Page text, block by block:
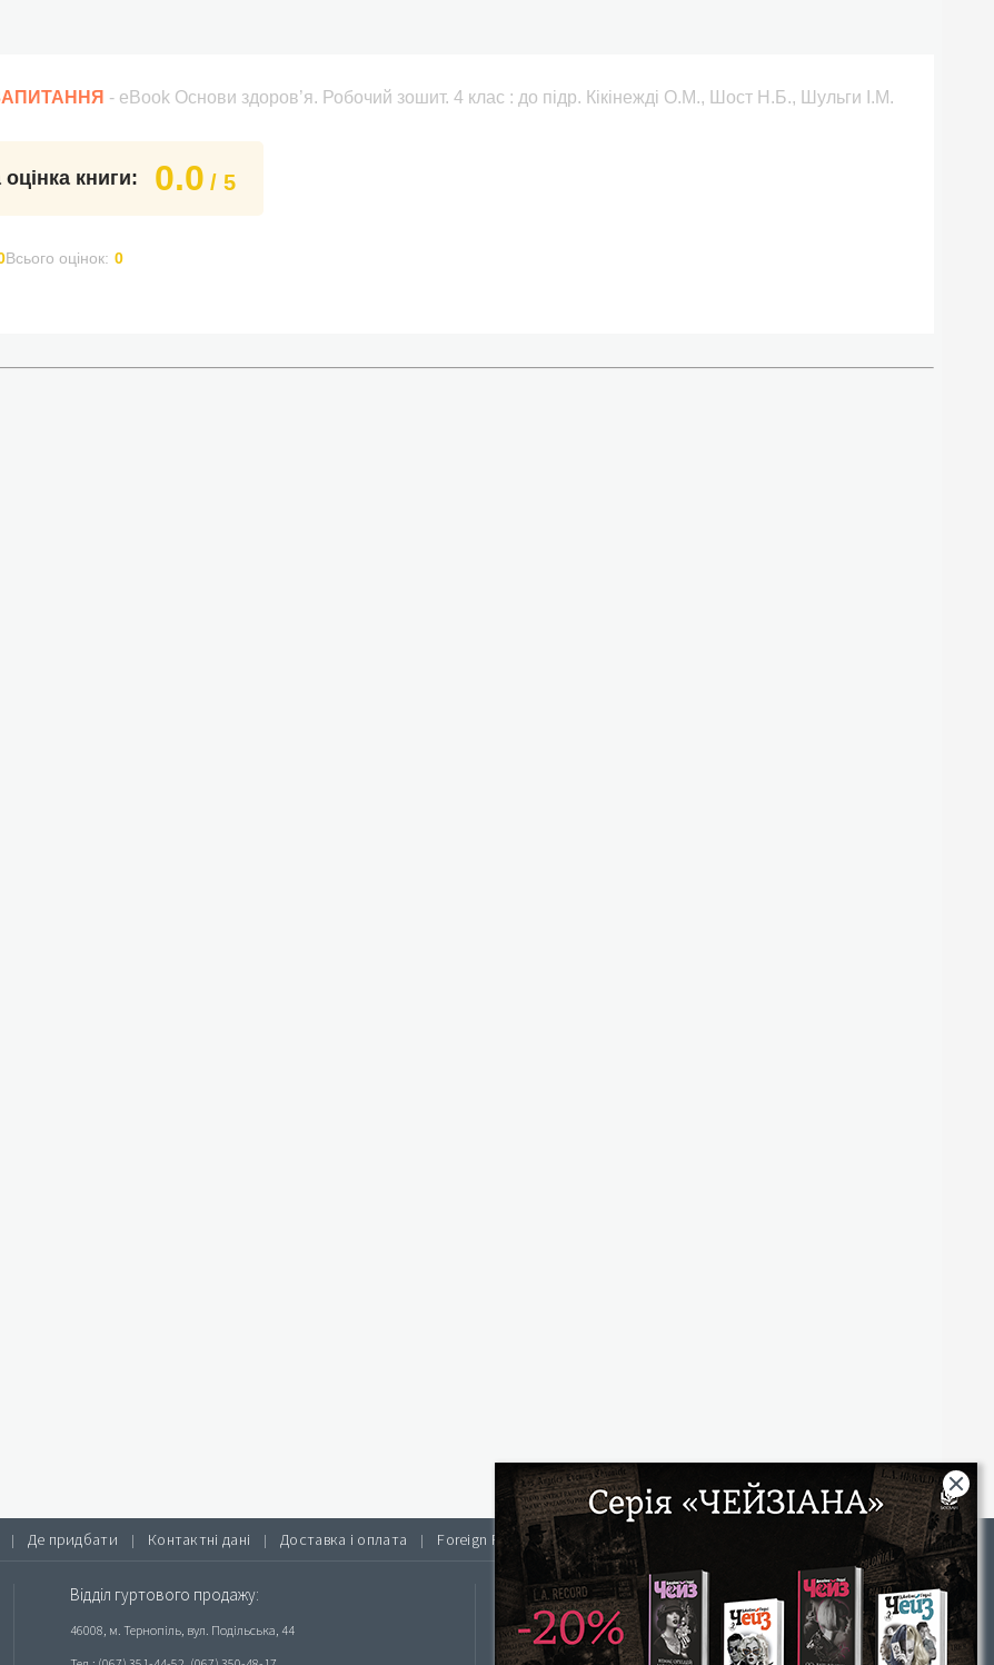
- eBook Основи здоров’я. Робочий зошит. 4 клас : до підр. Кікінежді О.М., Шост Н.Б., Шульги І.М.
книги: 0.0 / 5
Всього оцінок: 0
| Де придбати | Контактні дані | Доставка і оплата | Foreign Rights |
Відділ гуртового продажу:
46008, м. Тернопіль, вул. Подільська, 44
Інтернет-магазин «Видавництво Богдан»:
46018, м. Тернопіль, А/С 529